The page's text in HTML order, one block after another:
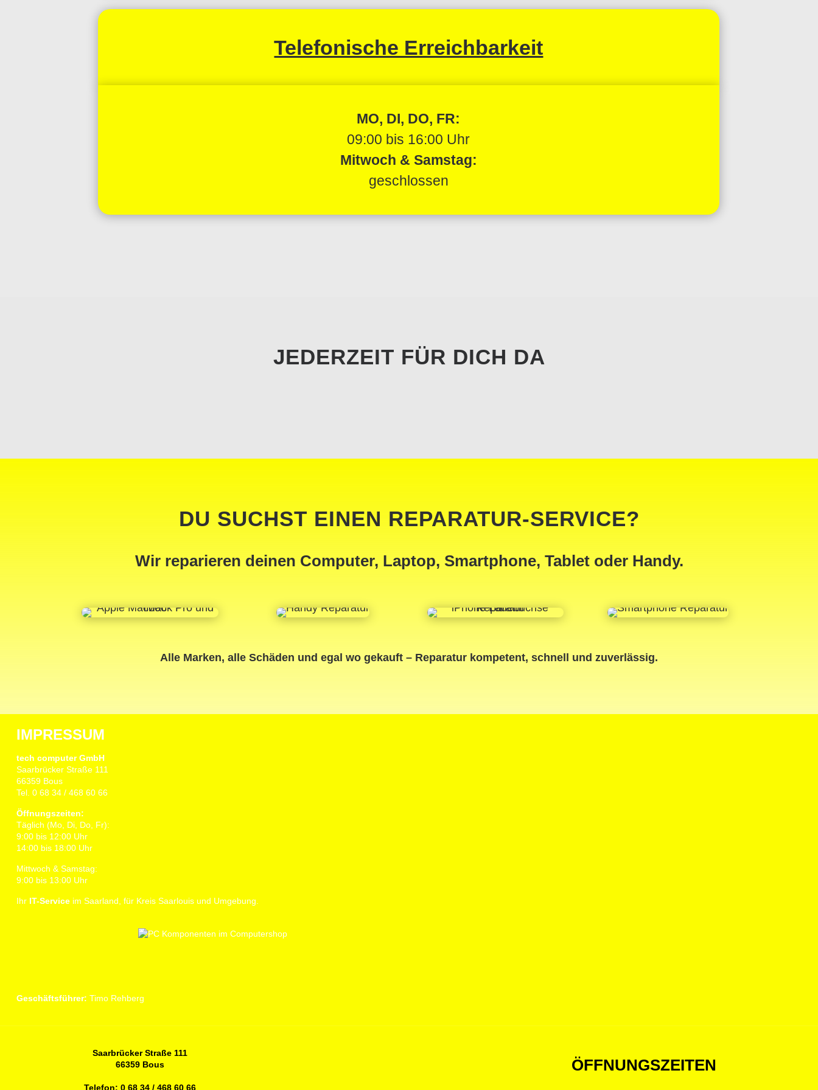
Telefonische Erreichbarkeit
MO, DI, DO, FR:
09:00 bis 16:00 Uhr
Mitwoch & Samstag:
geschlossen
JEDERZEIT FÜR DICH DA
DU SUCHST EINEN REPARATUR-SERVICE?
Wir reparieren deinen Computer, Laptop, Smartphone, Tablet oder Handy.
Alle Marken, alle Schäden und egal wo gekauft – Reparatur kompetent, schnell und zuverlässig.
IMPRESSUM
tech computer GmbH
Saarbrücker Straße 111
66359 Bous
Tel. 0 68 34 / 468 60 66
Öffnungszeiten:
Täglich (Mo, Di, Do, Fr):
9:00 bis 12:00 Uhr
14:00 bis 18:00 Uhr
Mittwoch & Samstag:
9:00 bis 13:00 Uhr
Ihr IT-Serviceim Saarland, für Kreis Saarlouis und Umgebung.
Geschäftsführer: Timo Rehberg
Saarbrücker Straße 111
66359 Bous
Telefon: 0 68 34 / 468 60 66
ÖFFNUNGSZEITEN